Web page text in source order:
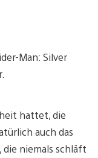
Man: Silver
hattet, die
auch das
die niemals schläft